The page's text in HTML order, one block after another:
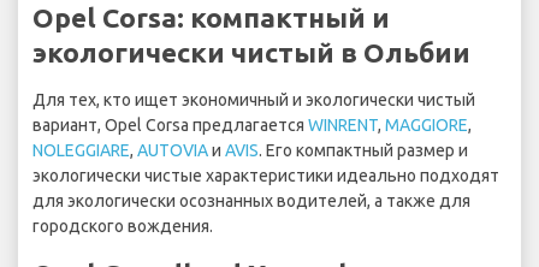
Opel Corsa: компактный и
экологически чистый в Ольбии
Для тех, кто ищет экономичный и экологически чистый
вариант, Opel Corsa предлагается WINRENT, MAGGIORE,
NOLEGGIARE, AUTOVIAи AVIS. Его компактный размер и
экологически чистые характеристики идеально подходят
для экологически осознанных водителей, а также для
городского вождения.